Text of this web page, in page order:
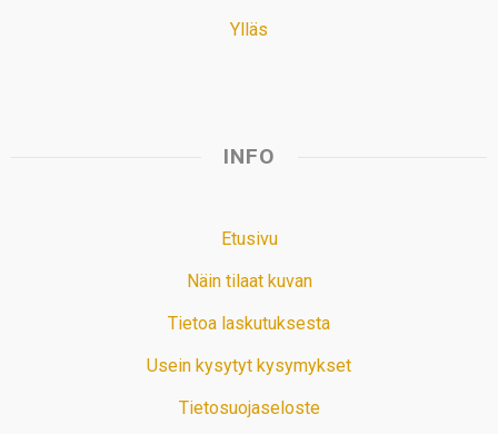
Ylläs
INFO
Etusivu
Näin tilaat kuvan
Tietoa laskutuksesta
Usein kysytyt kysymykset
Tietosuojaseloste